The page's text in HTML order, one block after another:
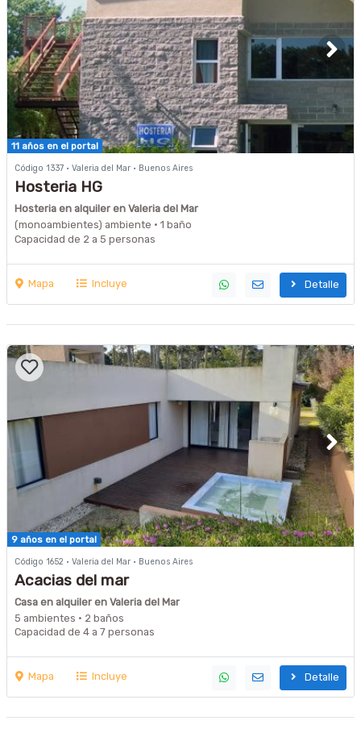
11 años en el portal
Código 1337 · Valeria del Mar · Buenos Aires
Hosteria HG
Hosteria en alquiler en Valeria del Mar
(monoambientes) ambiente · 1 baño
Capacidad de 2 a 5 personas
Mapa Incluye Detalle
9 años en el portal
Código 1652 · Valeria del Mar · Buenos Aires
Acacias del mar
Casa en alquiler en Valeria del Mar
5 ambientes · 2 baños
Capacidad de 4 a 7 personas
Mapa Incluye Detalle